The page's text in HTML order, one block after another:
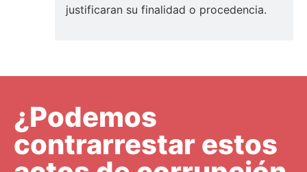
justificaran su finalidad o procedencia.
¿Podemos
contrarrestar estos